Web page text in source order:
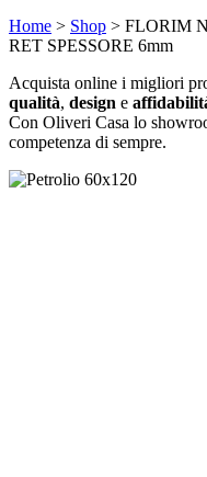
Home > Shop > FLORIM
RET SPESSORE 6mm
Acquista online i migliori
qualità, design e
Con Oliveri Casa lo
competenza di sempre.